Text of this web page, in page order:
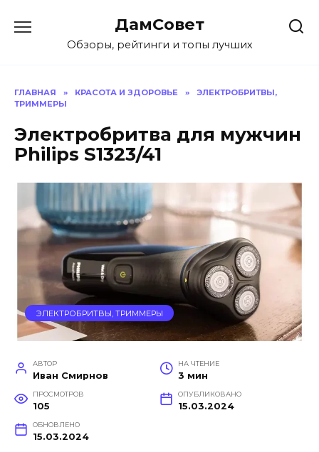
содержанию
ДамСовет
Обзоры, рейтинги и топы лучших
ГЛАВНАЯ » КРАСОТА И ЗДОРОВЬЕ »
ЭЛЕКТРОБРИТВЫ,
ТРИММЕРЫ
Электробритва для мужчин
Philips S1323/41
ЭЛЕКТРОБРИТВЫ, ТРИММЕРЫ
АВТОР
Иван Смирнов
НА ЧТЕНИЕ
3 мин
ПРОСМОТРОВ
105
ОПУБЛИКОВАНО
15.03.2024
ОБНОВЛЕНО
15.03.2024